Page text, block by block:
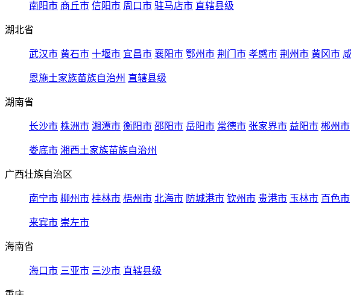
南阳市 商丘市 信阳市 周口市 驻马店市 直辖县级
湖北省
武汉市 黄石市 十堰市 宜昌市 襄阳市 鄂州市 荆门市 孝感市 荆州市 黄冈市
恩施土家族苗族自治州 直辖县级
湖南省
长沙市 株洲市 湘潭市 衡阳市 邵阳市 岳阳市 常德市 张家界市 益阳市 郴州市
娄底市 湘西土家族苗族自治州
广西壮族自治区
南宁市 柳州市 桂林市 梧州市 北海市 防城港市 钦州市 贵港市 玉林市 百色市
来宾市 崇左市
海南省
海口市 三亚市 三沙市 直辖县级